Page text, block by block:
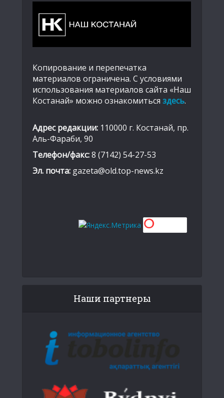
Копирование и перепечатка
материалов ограничена. С условиями
использования материалов сайта «Наш
Костанай» можно ознакомиться здесь.
Адрес редакции: 110000 г. Костанай, пр.
Аль-Фараби, 90
Телефон/факс:8 (7142) 54-27-53
Эл. почта: gazeta@old.top-news.kz
Наши партнеры